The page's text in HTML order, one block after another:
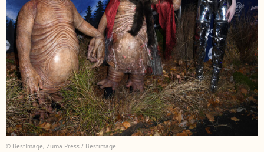
© BestImage, Zuma Press / Bestimage